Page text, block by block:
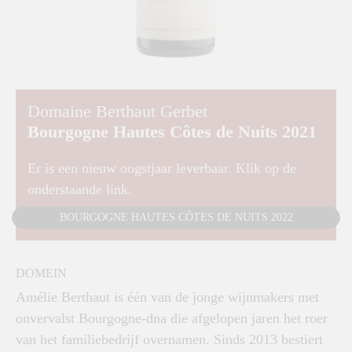
Domaine Berthaut Gerbet
Bourgogne Hautes Côtes de Nuits 2021
Er is een nieuw oogstjaar leverbaar. Klik op de
onderstaande link.
BOURGOGNE HAUTES CÔTES DE NUITS 2022
DOMEIN
Amélie Berthaut is één van de jonge wijnmakers met
onvervalst Bourgogne-dna die afgelopen jaren het roer
van het familiebedrijf overnamen. Sinds 2013 bestiert